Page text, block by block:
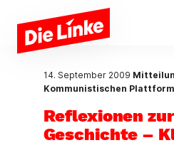
Zum Hauptinhalt springen
14. September 2009
Kommunistischen Plattform
Reflexionen
Geschichte –